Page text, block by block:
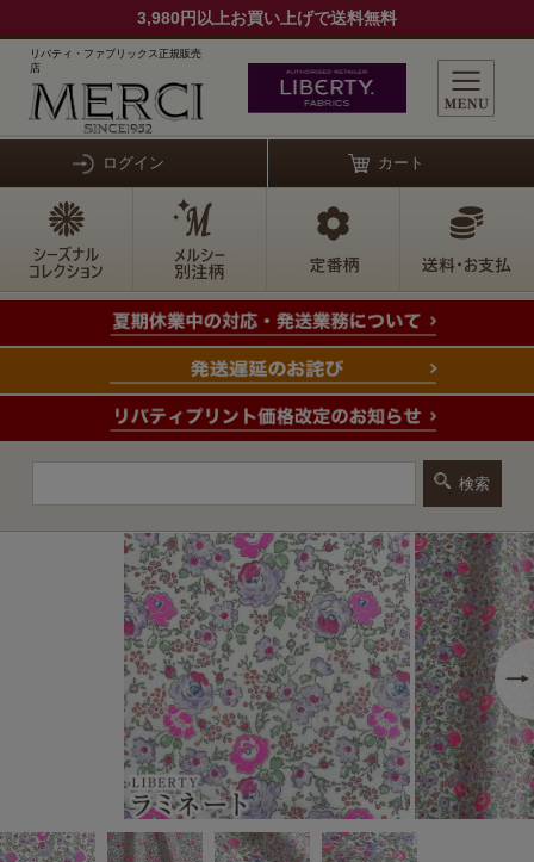
3,980円以上お買い上げで送料無料
リバティ・ファブリックス正規販売
店
ログイン カート